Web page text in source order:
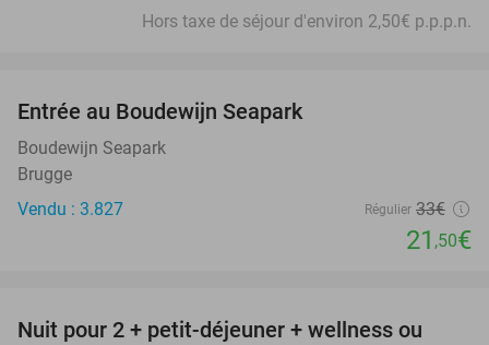
Hors taxe de séjour d'environ 2,50€ p.p.p.n.
Entrée au Boudewijn Seapark
Boudewijn Seapark
Brugge
Vendu : 3.827
Régulier 33€
21 ,50€
Nuit pour 2 + petit-déjeuner + wellness ou